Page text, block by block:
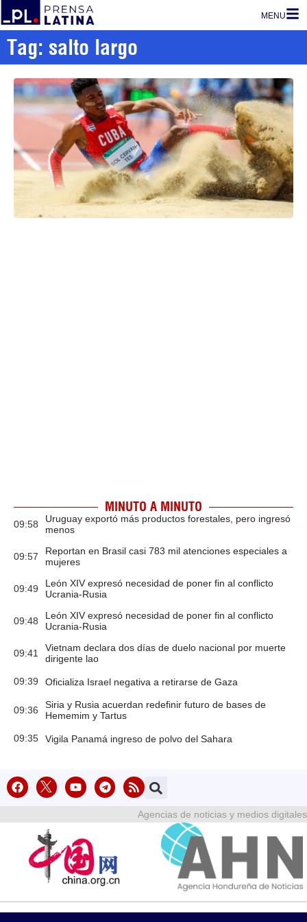
MENU
Tag: salto largo
MINUTO A MINUTO
09:58
Uruguay exportó más productos forestales, pero ingresó
menos
09:57
Reportan en Brasil casi 783 mil atenciones especiales a
mujeres
09:49
León XIV expresó necesidad de poner fin al conflicto
Ucrania-Rusia
09:48
León XIV expresó necesidad de poner fin al conflicto
Ucrania-Rusia
09:41
Vietnam declara dos días de duelo nacional por muerte
dirigente lao
09:39 Oficializa Israel negativa a retirarse de Gaza
09:36
Siria y Rusia acuerdan redefinir futuro de bases de
Hememim y Tartus
09:35 Vigila Panamá ingreso de polvo del Sahara
Agencias de noticias y medios digitales